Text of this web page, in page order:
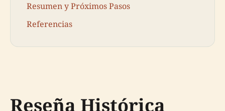
Resumen y Próximos Pasos
Referencias
Reseña Histórica